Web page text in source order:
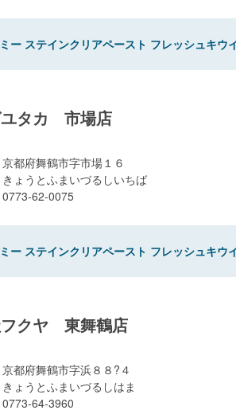
ー ステインクリアペースト フレッシュキウ
ユタカ 市場店
京都府舞鶴市字市場１６
きょうとふまいづるしいちば
0773-62-0075
ー ステインクリアペースト フレッシュキウ
クヤ 東舞鶴店
京都府舞鶴市字浜８８?４
きょうとふまいづるしはま
0773-64-3960